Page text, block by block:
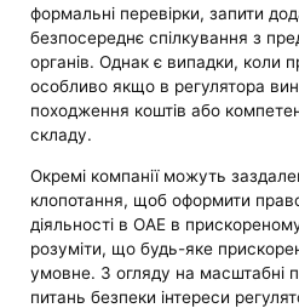
формальні перевірки, запити
безпосереднє спілкування з
органів. Однак є випадки, коли
особливо якщо в регулятора
походження коштів або
складу.
Окремі компанії можуть
клопотання, щоб оформити
діяльності в ОАЕ в
розуміти, що будь-яке
умовне. З огляду на масштабні
питань безпеки інтереси